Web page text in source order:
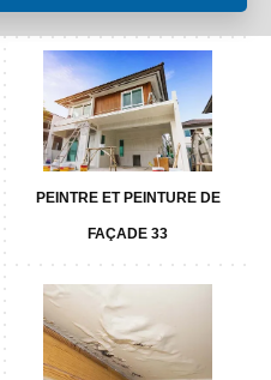
PEINTRE ET PEINTURE DE
FAÇADE 33